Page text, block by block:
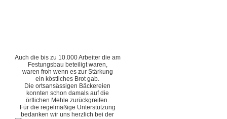
Auch die bis zu 10.000 Arbeiter die am
Festungsbau beteiligt waren,
waren froh wenn es zur Stärkung
ein köstliches Brot gab.
Die ortsansässigen Bäckereien
konnten schon damals auf die
örtlichen Mehle zurückgreifen.
Für die regelmäßige Unterstützung
bedanken wir uns herzlich bei der